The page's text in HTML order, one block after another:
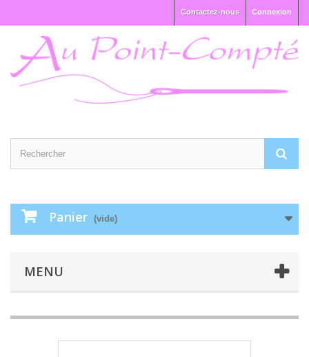
Connexion
Contactez-nous
Panier (vide)
MENU